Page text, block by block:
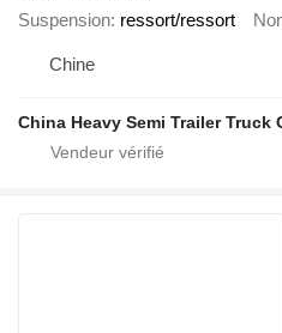
Suspension ressort/ressort
Chine
China Heavy Semi Trailer Truck